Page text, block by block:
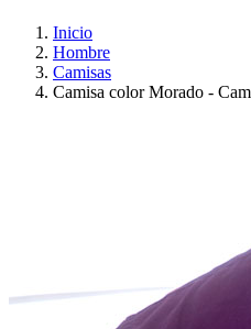
Inicio
Hombre
Camisas
Camisa color Morado -